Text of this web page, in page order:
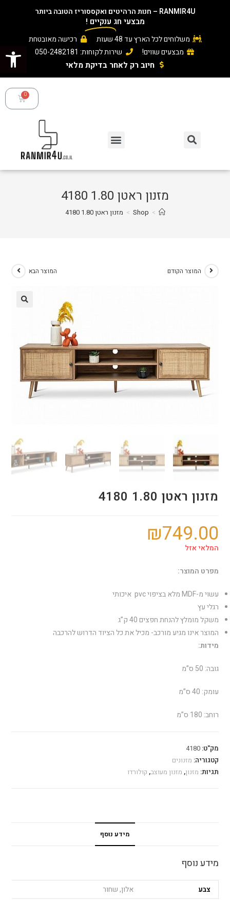
פתח סרגל נגישות
RANMIR4U – חנות הרהיטים ואקססוריז הטובה ביותר
מבצעי חג ענקיים !
משלוחים לכל הארץ עד 48 שעות
רכישה מאובטחת
מבצעים שווים!
שירות לקוחות: 050-2482181
חיוב רק לאחר בדיקת מלאי ​
מזנון ראטן 1.80 4180
>
Shop
> מזנון ראטן 1.80 4180
המוצר הקודם המוצר הבא
מזנון ראטן 1.80 4180
₪749.00
המלאי אזל
מפרט המוצר:
עשוי מ-MDF מלא בציפוי pvc איכותי
רגלי עץ
משקל מומלץ להנחת חפצים 40 ק”ג
המוצר אינו מגיע מורכב- מכיל את כל הציוד הדרוש להרכבה
מידות:
גובה: 50 ס”מ
עומק: 40 ס”מ
רוחב: 180 ס”מ
מק"ט:4180
קטגוריה: מזנונים
תגיות: מזנון, מזנון מעוצב, קולורדו
מידע נוסף
מידע נוסף
צבע אלון, שחור